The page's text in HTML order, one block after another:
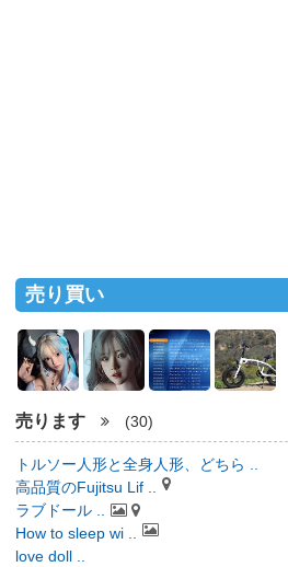
売り買い
売ります (30)
トルソー人形と全身人形、どちら ..
高品質のFujitsu Lif ..
ラブドール ..
How to sleep wi ..
love doll ..